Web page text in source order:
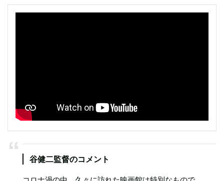
谷健二監督のコメント